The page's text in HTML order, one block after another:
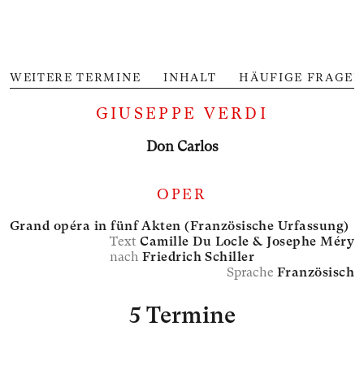
WEITERE TERMINE INHALT HÄUFIGE FRAGEN
GIUSEPPE VERDI
Don Carlos
OPER
Grand opéra in fünf Akten (Französische Urfassung)
TextCamille Du Locle &Josephe Méry
nach Friedrich Schiller
Sprache Französisch
5 Termine